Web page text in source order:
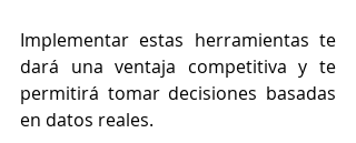
Implementar estas herramientas te
dará una ventaja competitiva y te
permitirá tomar decisiones basadas
en datos reales.